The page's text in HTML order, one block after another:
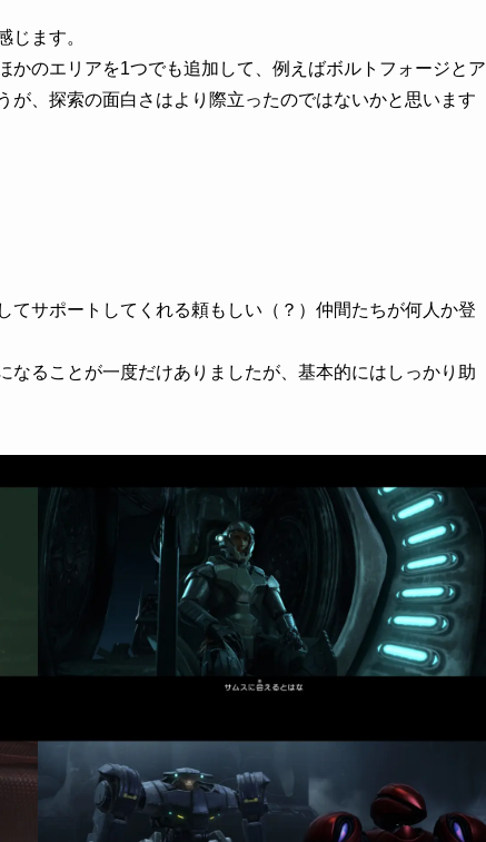
じます。
かのエリアを1つでも追加して、例えばボルトフォージとア
が、探索の面白さはより際立ったのではないかと思います
サポートしてくれる頼もしい（？）仲間たちが何人か登
ることが一度だけありましたが、基本的にはしっかり助